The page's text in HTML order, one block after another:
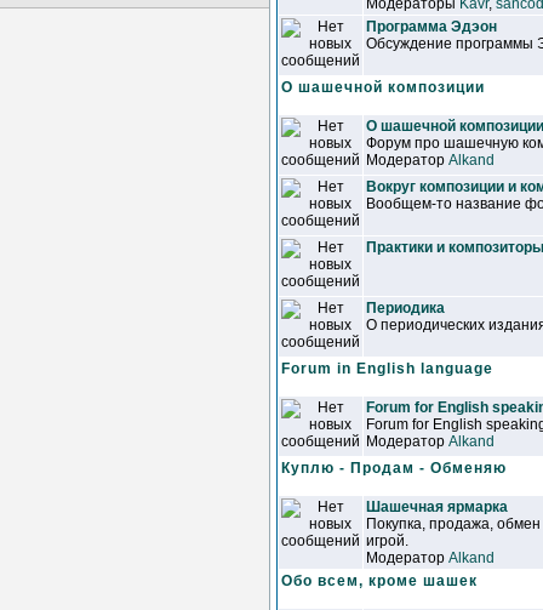
Модераторы Kavr,
Программа Эдэон
Обсуждение программы
О шашечной композиции
О шашечной композиции
Форум про шашечную
Модератор Alkand
Вокруг композиции и
Вообщем-то название
Практики и композиторы
Периодика
О периодических
Forum in English language
Forum for English
Forum for English
Модератор Alkand
Куплю - Продам - Обменяю
Шашечная ярмарка
Покупка, продажа,
игрой.
Модератор Alkand
Обо всем, кроме шашек